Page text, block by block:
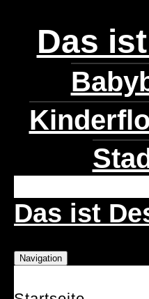
Das
Das ist
Navigation